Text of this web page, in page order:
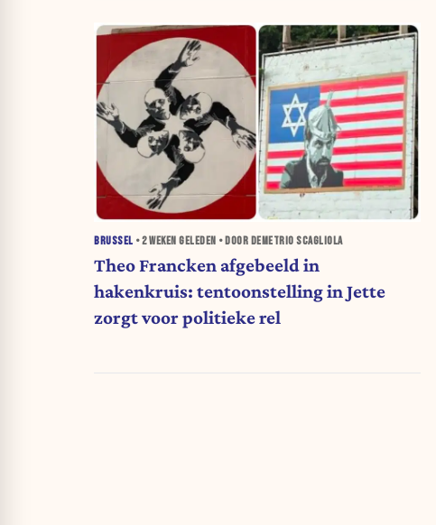
BRUSSEL •2 WEKEN GELEDEN • DOOR DEMETRIO SCAGLIOLA
Theo Francken afgebeeld in
hakenkruis: tentoonstelling in Jette
zorgt voor politieke rel